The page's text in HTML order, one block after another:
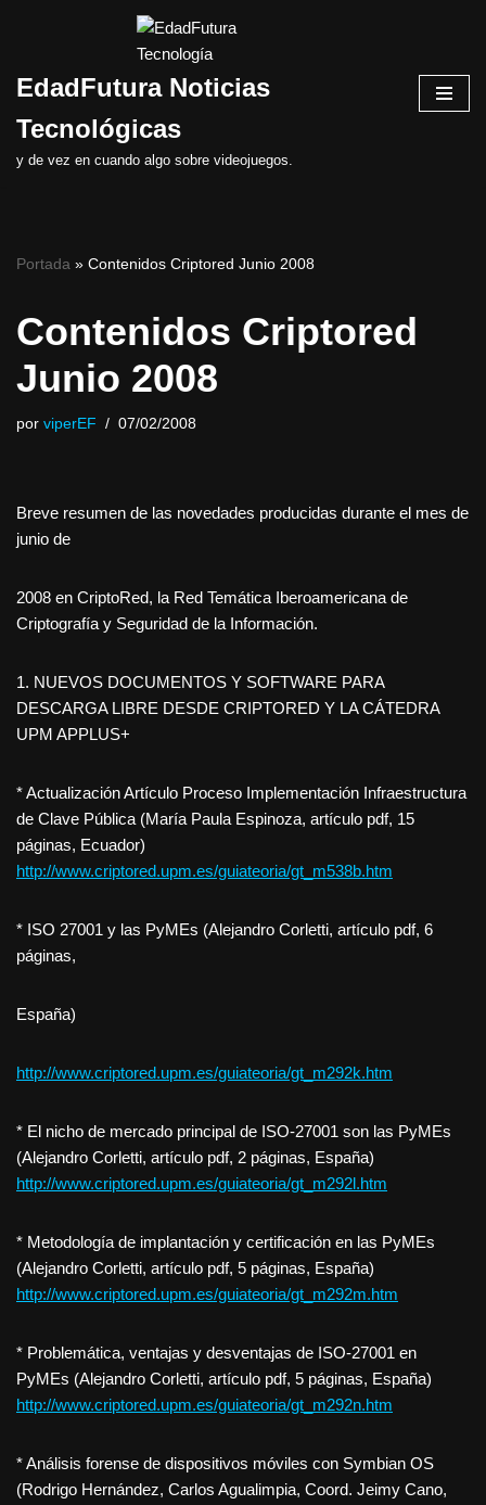
al
EdadFutura Noticias
Tecnológicas
y de vez en cuando algo sobre videojuegos.
Portada » Contenidos Criptored Junio 2008
Contenidos Criptored
Junio 2008
por viperEF 07/02/2008
Breve resumen de las novedades producidas durante el mes de
junio de
2008 en CriptoRed, la Red Temática Iberoamericana de
Criptografía y Seguridad de la Información.
1. NUEVOS DOCUMENTOS Y SOFTWARE PARA
DESCARGA LIBRE DESDE CRIPTORED Y LA CÁTEDRA
UPM APPLUS+
* Actualización Artículo Proceso Implementación Infraestructura
de Clave Pública (María Paula Espinoza, artículo pdf, 15
páginas, Ecuador)
http://www.criptored.upm.es/guiateoria/gt_m538b.htm
* ISO 27001 y las PyMEs (Alejandro Corletti, artículo pdf, 6
páginas,
España)
http://www.criptored.upm.es/guiateoria/gt_m292k.htm
* El nicho de mercado principal de ISO-27001 son las PyMEs
(Alejandro Corletti, artículo pdf, 2 páginas, España)
http://www.criptored.upm.es/guiateoria/gt_m292l.htm
* Metodología de implantación y certificación en las PyMEs
(Alejandro Corletti, artículo pdf, 5 páginas, España)
http://www.criptored.upm.es/guiateoria/gt_m292m.htm
* Problemática, ventajas y desventajas de ISO-27001 en
PyMEs (Alejandro Corletti, artículo pdf, 5 páginas, España)
http://www.criptored.upm.es/guiateoria/gt_m292n.htm
* Análisis forense de dispositivos móviles con Symbian OS
(Rodrigo Hernández, Carlos Agualimpia, Coord. Jeimy Cano,